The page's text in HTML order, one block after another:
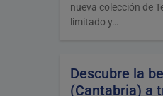
nueva colección de
limitado y…
Descubre la
(Cantabria) a